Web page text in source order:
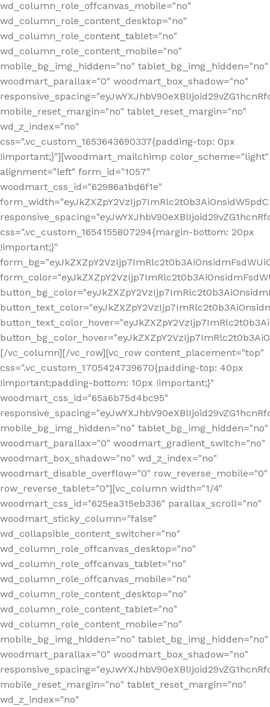
wd_column_role_offcanvas_mobile="no"
wd_column_role_content_desktop="no"
wd_column_role_content_tablet="no"
wd_column_role_content_mobile="no"
mobile_bg_img_hidden="no" tablet_bg_img_hidden="no"
woodmart_parallax="0" woodmart_box_shadow="no"
mobile_reset_margin="no" tablet_reset_margin="no"
wd_z_index="no"
css=".vc_custom_1653643690337{padding-top: 0px
!important;}"][woodmart_mailchimp color_scheme="light"
alignment="left" form_id="1057"
woodmart_css_id="62986a1bd6f1e"
css=".vc_custom_1654155807294{margin-bottom: 20px
!important;}"
[/vc_column][/vc_row][vc_row content_placement="top"
css=".vc_custom_1705424739670{padding-top: 40px
!important;padding-bottom: 10px !important;}"
woodmart_css_id="65a6b75d4bc95"
mobile_bg_img_hidden="no" tablet_bg_img_hidden="no"
woodmart_parallax="0" woodmart_gradient_switch="no"
woodmart_box_shadow="no" wd_z_index="no"
woodmart_disable_overflow="0" row_reverse_mobile="0"
row_reverse_tablet="0"][vc_column width="1/4"
woodmart_css_id="625ea315eb336" parallax_scroll="no"
woodmart_sticky_column="false"
wd_collapsible_content_switcher="no"
wd_column_role_offcanvas_desktop="no"
wd_column_role_offcanvas_tablet="no"
wd_column_role_offcanvas_mobile="no"
wd_column_role_content_desktop="no"
wd_column_role_content_tablet="no"
wd_column_role_content_mobile="no"
mobile_bg_img_hidden="no" tablet_bg_img_hidden="no"
woodmart_parallax="0" woodmart_box_shadow="no"
mobile_reset_margin="no" tablet_reset_margin="no"
wd_z_index="no"